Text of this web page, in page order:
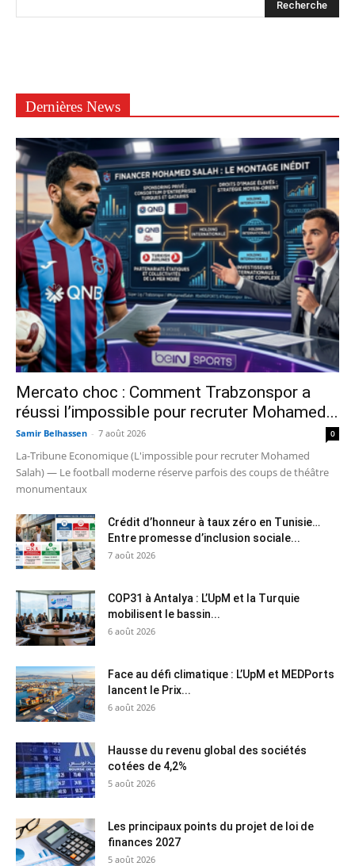
Dernières News
Mercato choc : Comment Trabzonspor a
réussi l’impossible pour recruter Mohamed...
Samir Belhassen - 7 août 2026 0
La-Tribune Economique (L'impossible pour recruter Mohamed
Salah) — Le football moderne réserve parfois des coups de théâtre
monumentaux
Crédit d’honneur à taux zéro en Tunisie…
Entre promesse d’inclusion sociale...
7 août 2026
COP31 à Antalya : L’UpM et la Turquie
mobilisent le bassin...
6 août 2026
Face au défi climatique : L’UpM et MEDPorts
lancent le Prix...
6 août 2026
Hausse du revenu global des sociétés
cotées de 4,2%
5 août 2026
Les principaux points du projet de loi de
finances 2027
5 août 2026